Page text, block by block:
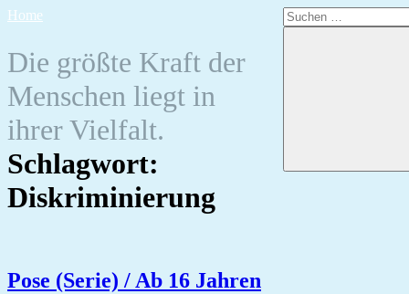
Zum
Home
Die größte Kraft der
Menschen liegt in
ihrer Vielfalt.
Suchen
nach:
Schlagwort:
Diskriminierung
Pose (Serie) / Ab 16 Jahren